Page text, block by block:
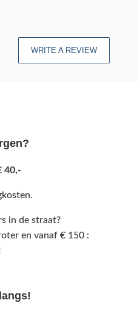
WRITE A REVIEW
40,-
in de straat?
en vanaf € 150 :